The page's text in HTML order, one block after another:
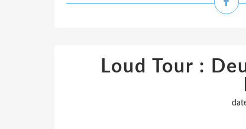
Loud Tour :